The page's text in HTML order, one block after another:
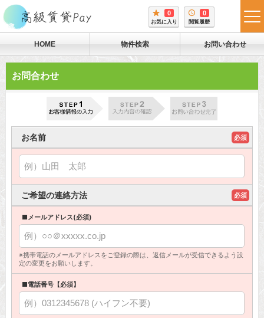
0
お気に入り
0
閲覧履歴
HOME 物件検索 お問い合わせ
お問合わせ
お名前 必須
ご希望の連絡方法 必須
■メールアドレス(必須)
※携帯電話のメールアドレスをご登録の際は、返信メールが受信できるよう設
定の変更をお願いします。
■電話番号【必須】